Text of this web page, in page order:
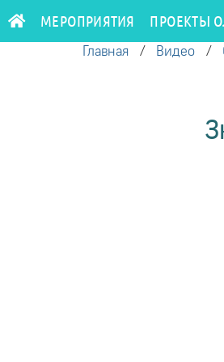
МЕРОПРИЯТИЯ ПРОЕКТЫ
Главная / Видео /